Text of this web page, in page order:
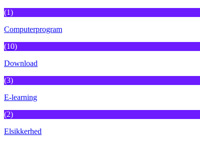
(1)
Computerprogram
(10)
Download
(3)
E-learning
(2)
Elsikkerhed